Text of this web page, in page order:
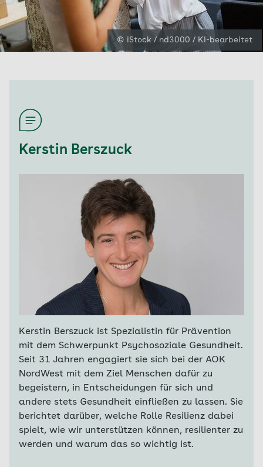
© iStock / nd3000 / KI-bearbeitet
Kerstin Berszuck
Kerstin Berszuck ist Spezialistin für Prävention
mit dem Schwerpunkt Psychosoziale Gesundheit.
Seit 31 Jahren engagiert sie sich bei der AOK
NordWest mit dem Ziel Menschen dafür zu
begeistern, in Entscheidungen für sich und
andere stets Gesundheit einfließen zu lassen. Sie
berichtet darüber, welche Rolle Resilienz dabei
spielt, wie wir unterstützen können, resilienter zu
werden und warum das so wichtig ist.